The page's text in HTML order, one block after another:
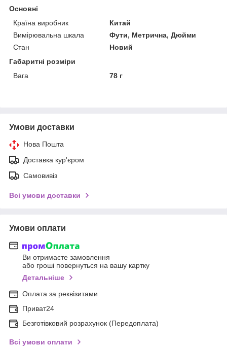
Основні
Країна виробник
Китай
Вимірювальна шкала
Фути, Метрична, Дюйми
Стан
Новий
Габаритні розміри
Вага
78 г
Умови доставки
Нова Пошта
Доставка кур'єром
Самовивіз
Всі умови доставки
Умови оплати
Ви отримаєте замовлення
або гроші повернуться на вашу картку
Детальніше
Оплата за реквізитами
Приват24
Безготівковий розрахунок (Передоплата)
Всі умови оплати